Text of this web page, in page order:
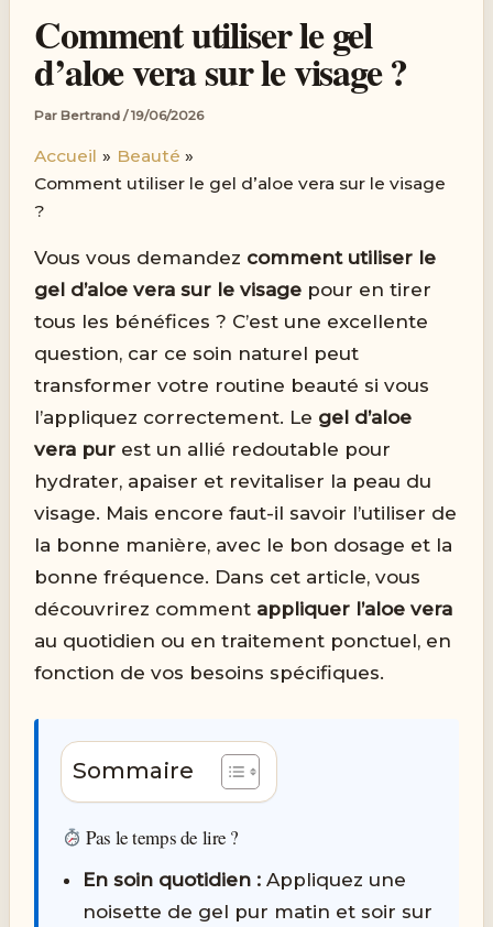
Comment utiliser le gel
d’aloe vera sur le visage ?
Par Bertrand/19/06/2026
Accueil
Beauté
Comment utiliser le gel d’aloe vera sur le visage
?
Vous vous demandez comment utiliser le
gel d’aloe vera sur le visage pour en tirer
tous les bénéfices ? C’est une excellente
question, car ce soin naturel peut
transformer votre routine beauté si vous
l’appliquez correctement. Le gel d’aloe
vera pur est un allié redoutable pour
hydrater, apaiser et revitaliser la peau du
visage. Mais encore faut-il savoir l’utiliser de
la bonne manière, avec le bon dosage et la
bonne fréquence. Dans cet article, vous
découvrirez comment appliquer l’aloe vera
au quotidien ou en traitement ponctuel, en
fonction de vos besoins spécifiques.
Sommaire
Pas le temps de lire ?
En soin quotidien : Appliquez une
noisette de gel pur matin et soir sur